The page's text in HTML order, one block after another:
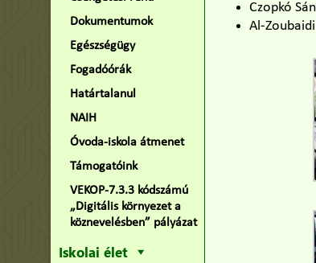
Dokumentumok
Egészségügy
Fogadóórák
Határtalanul
NAIH
Óvoda-iskola átmenet
Támogatóink
VEKOP-7.3.3 kódszámú
„Digitális környezet a
köznevelésben” pályázat
Iskolai élet
Czopkó
Al-